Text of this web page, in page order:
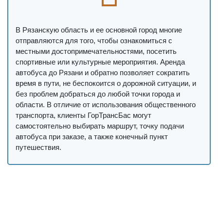
В Рязанскую область и ее основной город многие
отправляются для того, чтобы ознакомиться с
местными достопримечательностями, посетить
спортивные или культурные мероприятия. Аренда
автобуса до Рязани и обратно позволяет сократить
время в пути, не беспокоится о дорожной ситуации, и
без проблем добраться до любой точки города и
области. В отличие от использования общественного
транспорта, клиенты ГорТрансБас могут
самостоятельно выбирать маршрут, точку подачи
автобуса при заказе, а также конечный пункт
путешествия.